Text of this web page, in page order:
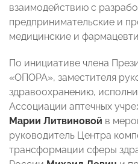
взаимодействию с
предпринимательские и
медицинские и
По инициативе члена
«ОПОРА», заместителя
здравоохранению,
Ассоциации аптечных
Марии Литвиновой в
руководитель Центра
трансформации сферы